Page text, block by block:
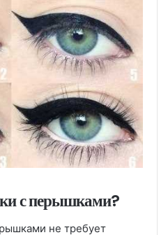
с перышками?
не требует